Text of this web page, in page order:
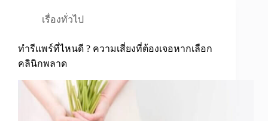
เรื่องทั่วไป
ทำรีแพร์ที่ไหนดี ? ความเสี่ยงที่ต้องเจอหากเลือก
คลินิกพลาด